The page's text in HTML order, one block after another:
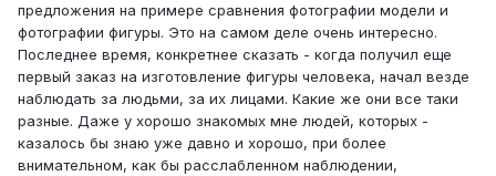
предложения на примере сравнения фотографии модели и
фотографии фигуры. Это на самом деле очень интересно.
Последнее время, конкретнее сказать - когда получил еще
первый заказ на изготовление фигуры человека, начал везде
наблюдать за людьми, за их лицами. Какие же они все таки
разные. Даже у хорошо знакомых мне людей, которых -
казалось бы знаю уже давно и хорошо, при более
внимательном, как бы расслабленном наблюдении,